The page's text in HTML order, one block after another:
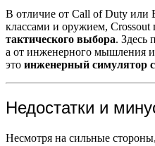
В отличие от Call of Duty или
классами и оружием, Crossout
тактического выбора. Здесь
а от инженерного мышления
это инженерный симулятор
Недостатки и
Несмотря на сильные